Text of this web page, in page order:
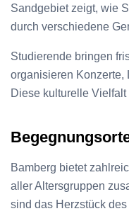
Sandgebiet zeigt, wie
durch verschiedene
Studierende bringen
organisieren Konzerte,
Diese kulturelle
Bamberg bietet
aller Altersgruppen
sind das Herzstück